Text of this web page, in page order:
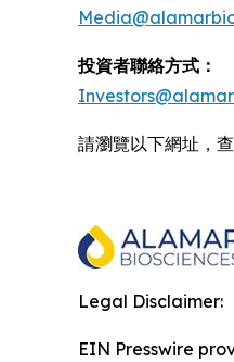
投資者聯絡方式：
請瀏覽以下網址，
Legal Disclaimer:
EIN Presswire